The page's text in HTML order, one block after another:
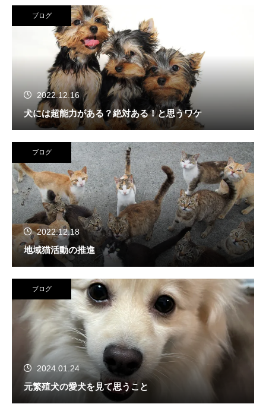
ブログ
2022.12.16
犬には超能力がある？絶対ある！と思うワケ
ブログ
2022.12.18
地域猫活動の推進
ブログ
2024.01.24
元繁殖犬の愛犬を見て思うこと